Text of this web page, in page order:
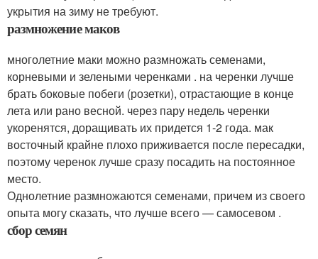
укрытия на зиму не требуют.
размножение маков
многолетние маки можно размножать семенами,
корневыми и зелеными черенками . на черенки лучше
брать боковые побеги (розетки), отрастающие в конце
лета или рано весной. через пару недель черенки
укоренятся, доращивать их придется 1-2 года. мак
восточный крайне плохо приживается после пересадки,
поэтому черенок лучше сразу посадить на постоянное
место.
Однолетние размножаются семенами, причем из своего
опыта могу сказать, что лучше всего — самосевом .
сбор семян